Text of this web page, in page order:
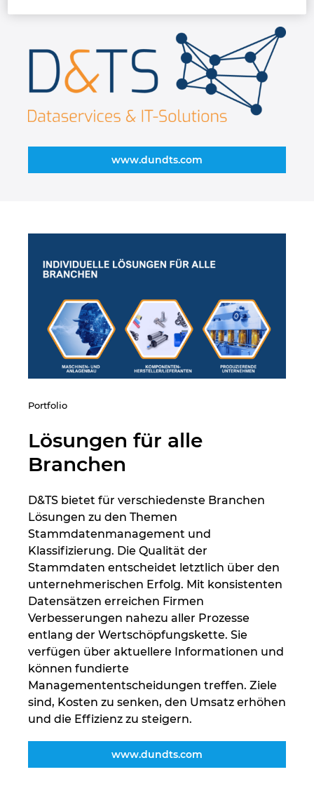
www.dundts.com
Portfolio
Lösungen für alle
Branchen
D&TS bietet für verschiedenste Branchen
Lösungen zu den Themen
Stammdatenmanagement und
Klassifizierung. Die Qualität der
Stammdaten entscheidet letztlich über den
unternehmerischen Erfolg. Mit konsistenten
Datensätzen erreichen Firmen
Verbesserungen nahezu aller Prozesse
entlang der Wertschöpfungskette. Sie
verfügen über aktuellere Informationen und
können fundierte
Managemententscheidungen treffen. Ziele
sind, Kosten zu senken, den Umsatz erhöhen
und die Effizienz zu steigern.
www.dundts.com
Kanada
Luxemburg
Mexiko
Neuseeland
Niederlande
Norwegen
Österreich
Peru
Philippinen
Polen
Portugal
Rumänien
Schweden
Schweiz